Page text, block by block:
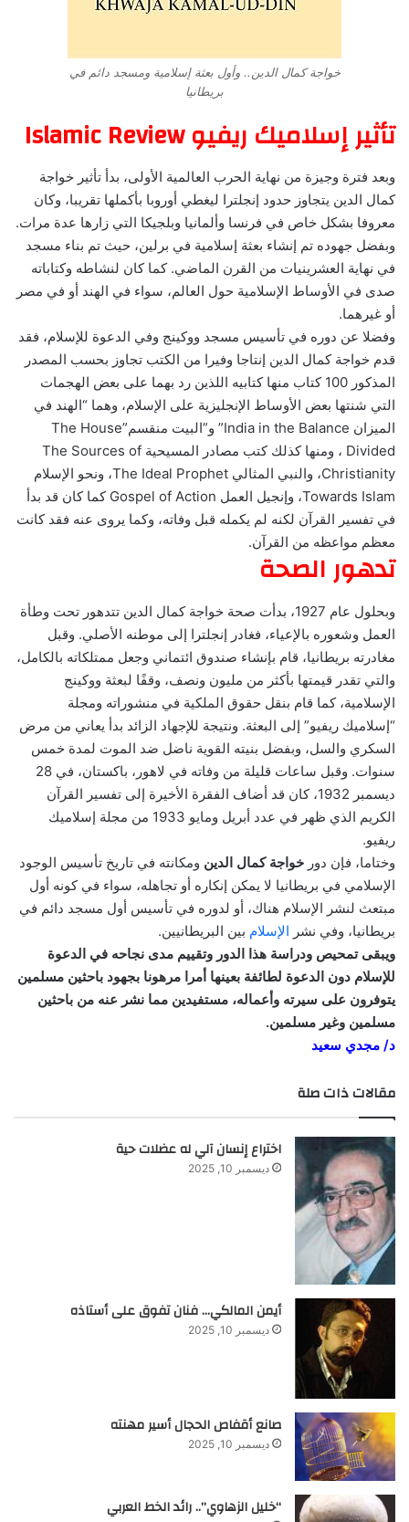
خواجة كمال الدين.. وأول بعثة إسلامية ومسجد دائم في
بريطانيا
تأثير إسلاميك ريفيو Islamic Review
وبعد فترة وجيزة من نهاية الحرب العالمية الأولى، بدأ تأثير خواجة
كمال الدين يتجاوز حدود إنجلترا ليغطي أوروبا بأكملها تقريبا، وكان
معروفا بشكل خاص في فرنسا وألمانيا وبلجيكا التي زارها عدة مرات.
وبفضل جهوده تم إنشاء بعثة إسلامية في برلين، حيث تم بناء مسجد
في نهاية العشرينيات من القرن الماضي. كما كان لنشاطه وكتاباته
صدى في الأوساط الإسلامية حول العالم، سواء في الهند أو في مصر
أو غيرهما.
وفضلا عن دوره في تأسيس مسجد ووكينج وفي الدعوة للإسلام، فقد
قدم خواجة كمال الدين إنتاجا وفيرا من الكتب تجاوز بحسب المصدر
المذكور 100 كتاب منها كتابيه اللذين رد بهما على بعض الهجمات
التي شنتها بعض الأوساط الإنجليزية على الإسلام، وهما “الهند في
الميزان India in the Balance” و”البيت منقسم”The House
Divided ، ومنها كذلك كتب مصادر المسيحية The Sources of
Christianity، والنبي المثالي The Ideal Prophet، ونحو الإسلام
Towards Islam، وإنجيل العمل Gospel of Action كما كان قد بدأ
في تفسير القرآن لكنه لم يكمله قبل وفاته، وكما يروى عنه فقد كانت
معظم مواعظه من القرآن.
تدهور الصحة
وبحلول عام 1927، بدأت صحة خواجة كمال الدين تتدهور تحت وطأة
العمل وشعوره بالإعياء، فغادر إنجلترا إلى موطنه الأصلي. وقبل
مغادرته بريطانيا، قام بإنشاء صندوق ائتماني وجعل ممتلكاته بالكامل،
والتي تقدر قيمتها بأكثر من مليون ونصف، وقفًا لبعثة ووكينج
الإسلامية، كما قام بنقل حقوق الملكية في منشوراته ومجلة
“إسلاميك ريفيو” إلى البعثة. ونتيجة للإجهاد الزائد بدأ يعاني من مرض
السكري والسل، وبفضل بنيته القوية ناضل ضد الموت لمدة خمس
سنوات. وقبل ساعات قليلة من وفاته في لاهور، باكستان، في 28
ديسمبر 1932، كان قد أضاف الفقرة الأخيرة إلى تفسير القرآن
الكريم الذي ظهر في عدد أبريل ومايو 1933 من مجلة إسلاميك
ريفيو.
وختاما، فإن دور خواجة كمال الدين ومكانته في تاريخ تأسيس الوجود
الإسلامي في بريطانيا لا يمكن إنكاره أو تجاهله، سواء في كونه أول
مبتعث لنشر الإسلام هناك، أو لدوره في تأسيس أول مسجد دائم في
بريطانيا، وفي نشر الإسلام بين البريطانيين.
ويبقى تمحيص ودراسة هذا الدور وتقييم مدى نجاحه في الدعوة
للإسلام دون الدعوة لطائفة بعينها أمرا مرهونا بجهود باحثين مسلمين
يتوفرون على سيرته وأعماله، مستفيدين مما نشر عنه من باحثين
مسلمين وغير مسلمين.
د/ مجدي سعيد
مقالات ذات صلة
اختراع إنسان آلي له عضلات حية
ديسمبر 10, 2025
أيمن المالكي… فنان تفوق على أستاذه
ديسمبر 10, 2025
صانع أقفاص الحجال أسير مهنته
ديسمبر 10, 2025
“خليل الزهاوي”.. رائد الخط العربي